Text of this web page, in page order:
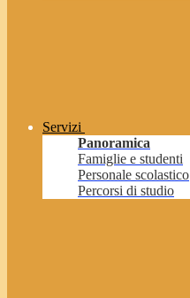
Servizi
Panoramica
Famiglie e studenti
Personale scolastico
Percorsi di studio